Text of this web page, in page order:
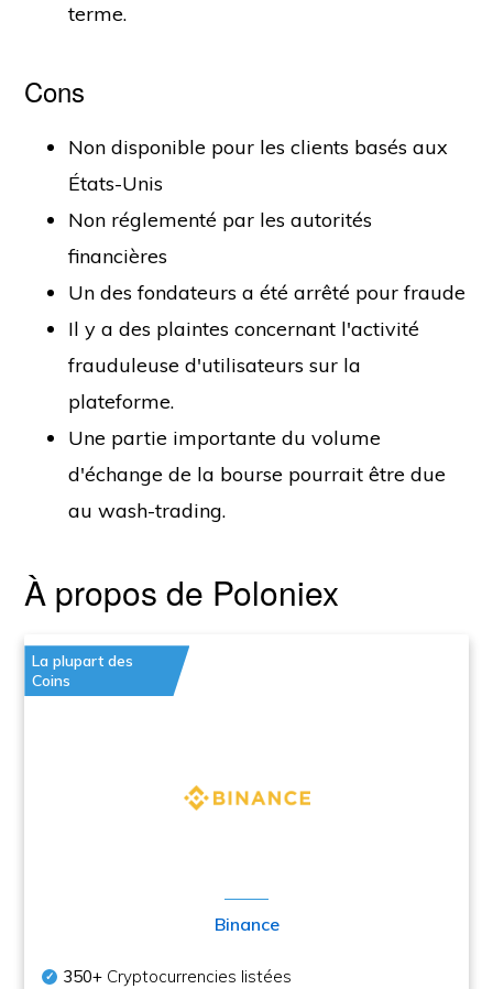
terme.
Cons
Non disponible pour les clients basés aux
États-Unis
Non réglementé par les autorités
financières
Un des fondateurs a été arrêté pour fraude
Il y a des plaintes concernant l'activité
frauduleuse d'utilisateurs sur la
plateforme.
Une partie importante du volume
d'échange de la bourse pourrait être due
au wash-trading.
À propos de Poloniex
La plupart des
Coins
Binance
350+ Cryptocurrencies listées